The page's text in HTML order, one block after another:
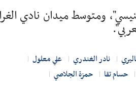
ومتوسط ميدان نادي
نادر الغندري
علي معلول
حسام تقا
حمزة الجلاصي